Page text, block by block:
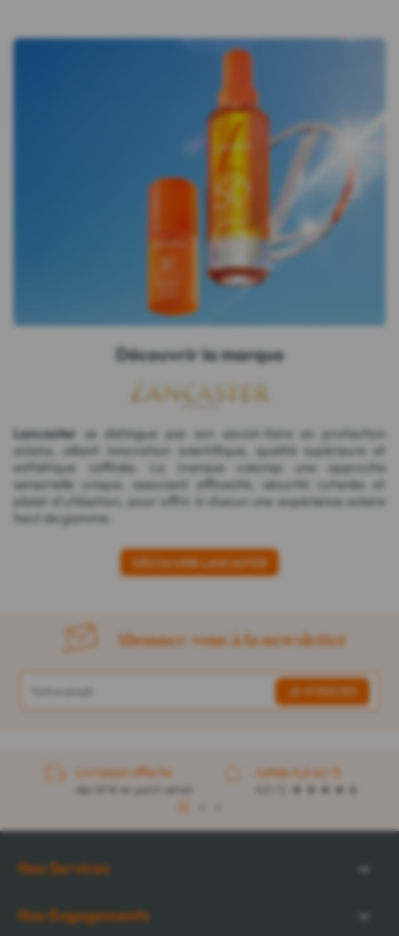
Découvrir la marque
Lancaster
se distingue par son savoir-faire en protection
solaire, alliant innovation scientifique, qualité supérieure et
esthétique raffinée. La marque valorise une approche
sensorielle unique, associant efficacité, sécurité cutanée et
plaisir d'utilisation, pour offrir à chacun une expérience solaire
haut de gamme.
DÉCOUVRIR LANCASTER
Abonnez-vous à la newsletter
Livraison offerte
dès 49 € en point retrait
notée 4,6 sur 5
1
Nos Services
Nos Engagements